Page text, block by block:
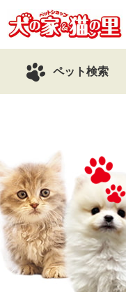
ペット検索